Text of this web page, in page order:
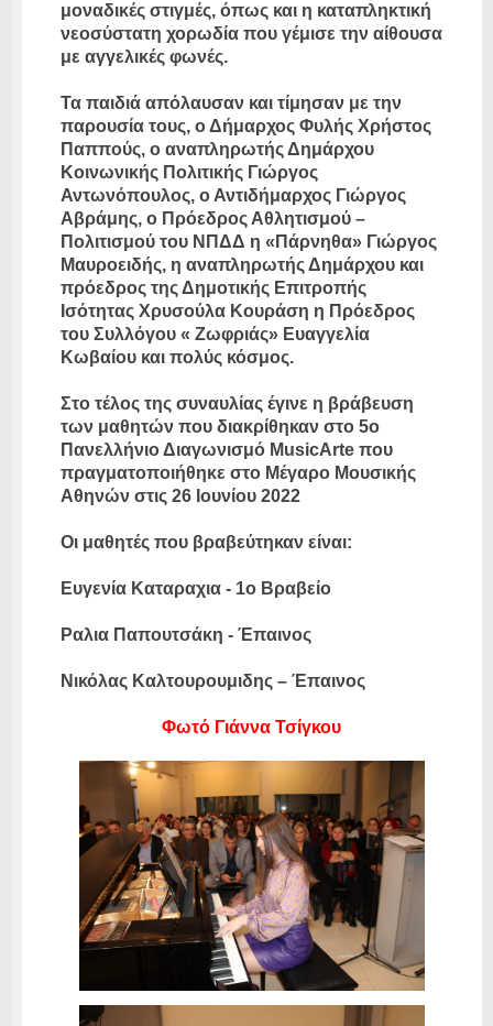
μοναδικές στιγμές, όπως και η καταπληκτική
νεοσύστατη χορωδία που γέμισε την αίθουσα
με αγγελικές φωνές.
Τα παιδιά απόλαυσαν και τίμησαν με την
παρουσία τους, ο Δήμαρχος Φυλής Χρήστος
Παππούς, ο αναπληρωτής Δημάρχου
Κοινωνικής Πολιτικής Γιώργος
Αντωνόπουλος, ο Αντιδήμαρχος Γιώργος
Αβράμης, ο Πρόεδρος Αθλητισμού –
Πολιτισμού του ΝΠΔΔ η «Πάρνηθα» Γιώργος
Μαυροειδής, η αναπληρωτής Δημάρχου και
πρόεδρος της Δημοτικής Επιτροπής
Ισότητας Χρυσούλα Κουράση η Πρόεδρος
του Συλλόγου « Ζωφριάς» Ευαγγελία
Κωβαίου και πολύς κόσμος.
Στο τέλος της συναυλίας έγινε η βράβευση
των μαθητών που διακρίθηκαν στο 5ο
Πανελλήνιο Διαγωνισμό MusicArte που
πραγματοποιήθηκε στο Μέγαρο Μουσικής
Αθηνών στις 26 Ιουνίου 2022
Οι μαθητές που βραβεύτηκαν είναι:
Ευγενία Καταραχια - 1ο Βραβείο
Ραλια Παπουτσάκη - Έπαινος
Νικόλας Καλτουρουμιδης – Έπαινος
Φωτό Γιάννα Τσίγκου